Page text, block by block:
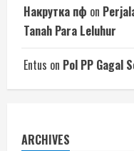
Накрутка пф on
Tanah Para Leluhur
Entus on Pol PP Gagal
ARCHIVES